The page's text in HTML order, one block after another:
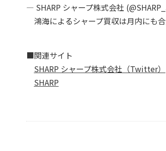
— SHARP シャープ株式会社
鴻海によるシャープ買収は月内にも
■関連サイト
SHARP シャープ株式会社（Twitter）
SHARP